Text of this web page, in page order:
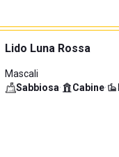
Lido Luna Rossa
Mascali
Sabbiosa· Cabine·